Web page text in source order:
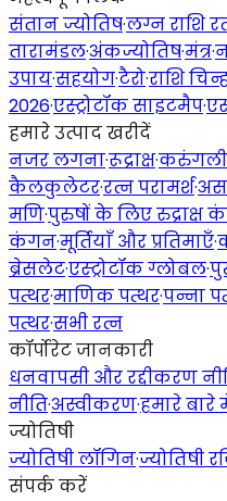
संतान ज्योतिष·लग्न राशि
तारामंडल·अंकज्योतिष·मंत्र·
उपाय·सहयोग·टैरो·राशि
2026·एस्ट्रोटॉक साइटमैप·
हमारे उत्पाद खरीदें
नजर लगना·रूद्राक्ष·करुंगली
कैलकुलेटर·रत्न परामर्श·
मणि·पुरुषों के लिए रुद्राक्ष
कंगन·मूर्तियाँ और प्रतिमाएँ·
ब्रेसलेट·एस्ट्रोटॉक ग्लोबल·
पत्थर·माणिक पत्थर·पन्ना
पत्थर·सभी रत्न
कॉर्पोरेट जानकारी
धनवापसी और रद्दीकरण
नीति·अस्वीकरण·हमारे बारे
ज्योतिषी
ज्योतिषी लॉगिन·ज्योतिषी
संपर्क करें